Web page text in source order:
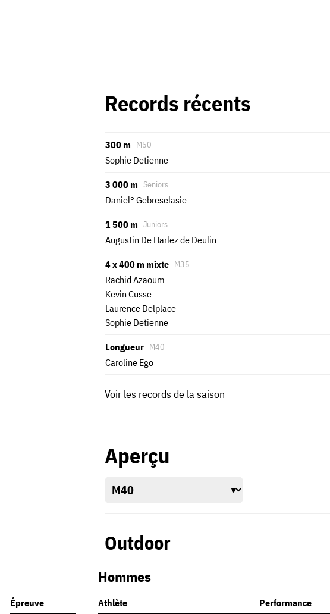
Records récents
300 m
Sophie Detienne
M50
3 000 m
Daniel° Gebreselasie
Seniors
1 500 m
Augustin De Harlez de Deulin
Juniors
4 x 400 m mixte
Rachid Azaoum
Kevin Cusse
Laurence Delplace
Sophie Detienne
M35
Longueur
Caroline Ego
M40
Voir les records de la saison
Aperçu
Outdoor
Hommes
Épreuve Athlète Performance